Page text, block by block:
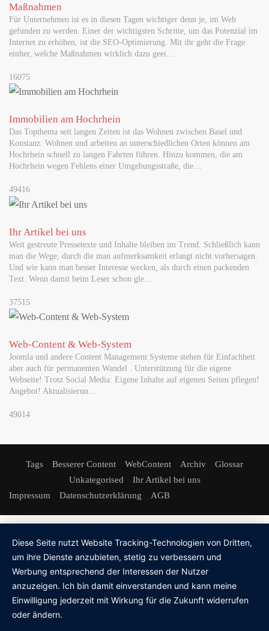
darüber freuen wir uns sehr. Am Naturpark-Markt präsentieren
regionale…
MAI 29, 2026
geltend zu machen
sie haben – und…
MAI 18, 2026
Waldshut begeistert Schülerinnen und Schüler
Waldshut-Tiengen, 18.05.2026 — Robotik, Kreativität und
Kreismedienzentrum Waldshut…
MAI 26, 2026
Internationale Lotterien im Trend: Warum
erhält
überschreiten jetzt zunehmend die Landesgrenzen.
Mehrländerlotterien aus…
JUNI 02, 2026
gefährdet vulnerable Gruppen
Fußball Glücksspielwerbung gehört im Profifußball inzwischen
JUNI 12, 2026
Anlässlich der bundesweiten Aktionswoche Alkohol, die vom 13.
bis 21. Juni 2026 von der Deutschen Hauptstelle für Suchtfragen
JUNI 16, 2026
Droht Autofahrern nach Ende des Tankrabatts der
Maßnahmen
Für Unternehmen ist es in diesen Tagen wichtiger denn je, im Web
gefunden zu werden. Einer der wichtigsten Schritte, um das Potenzial im
Internet zu erhöhen, ist die SEO-Optimierung. Mit ihr geht die Frage
einher, welche Maßnahmen wirklich dazu geei…
16075
Immobilien am Hochrhein
Das Topthema seit langen Zeiten ist das Wohnen zwischen Basel und
Konstanz. Wohnen und arbeiten an unterschiedlichen Orten können am
Hochrhein schnell zu langen Fahrten führen. Hinzu kommen, die am
Hochrhein wegen Fehlens einer Umgehungsstraße, die…
49416
Ihr Artikel bei uns
Weit gestreute Pressetexte und Inhalte bleiben im Trend. Schließlich kann
man die Wege, durch die man aufmerksamkeit erlangt nicht vorhersagen.
Und wie kann man besser Interesse wecken, als durch einen packenden
Text. Wenn damit beim Leser schon gle…
37515
Web-Content & Web-System
Joomla und andere Content Management Systeme stehen für Einfachheit
aber auch für permanenten Wandel . Unterstützung für die eigene
Webseite! Trotz Social Media: Eigene Inhalte auf eigenen Seiten pflegen!
Angebot! Aktualisierun…
49014
Tags Besserer Content WebContent Archiv
Glossar
Unkategorised
Ihr Artikel bei uns
Impressum
Datenschutzerklärung AGB
Diese Seite nutzt Website Tracking-Technologien von Dritten,
um ihre Dienste anzubieten, stetig zu verbessern und
Werbung entsprechend der Interessen der Nutzer
anzuzeigen. Ich bin damit einverstanden und kann meine
Einwilligung jederzeit mit Wirkung für die Zukunft widerrufen
oder ändern.